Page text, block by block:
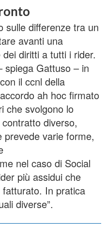
sulle differenze tra un
avanti una
dei diritti a tutti i rider.
spiega Gattuso – in
il ccnl della
ah hoc firmato
che svolgono lo
diverso,
varie forme,
nel caso di Social
più assidui che
In pratica
diverse”.